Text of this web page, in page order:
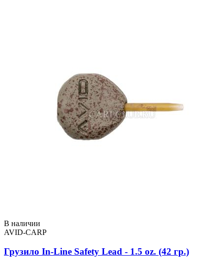
В наличии
AVID-CARP
Грузило In-Line Safety Lead - 1.5 oz. (42 гр.)